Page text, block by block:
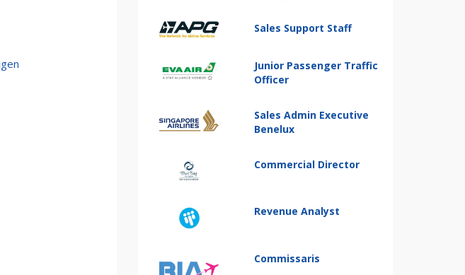
Sales Support Staff
Junior Passenger Traffic
Officer
Sales Admin Executive
Benelux
Commercial Director
Revenue Analyst
Commissaris